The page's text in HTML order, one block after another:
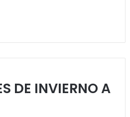
DE INVIERNO A